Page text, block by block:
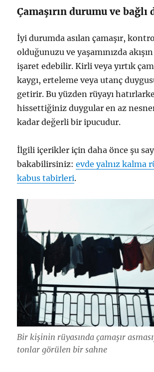
Çamaşırın durumu ve bağlı
İyi durumda asılan çamaşır,
olduğunuzu ve yaşamınızda
işaret edebilir. Kirli veya yırtık
kaygı, erteleme veya utanç
getirir. Bu yüzden rüyayı
hissettiğiniz duygular en az
kadar değerli bir ipucudur.
İlgili içerikler için daha önce şu
bakabilirsiniz:evde yalnız kalma
kabus tabirleri.
Bir kişinin rüyasında çamaşır
tonlar görülen bir sahne